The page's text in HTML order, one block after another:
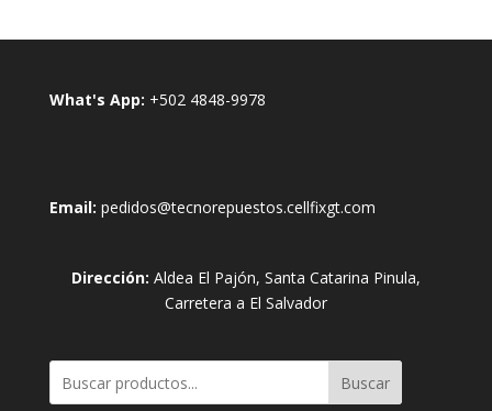
What's App: +502 4848-9978
Email: pedidos@tecnorepuestos.cellfixgt.com
Dirección: Aldea El Pajón, Santa Catarina Pinula,
Carretera a El Salvador
Buscar